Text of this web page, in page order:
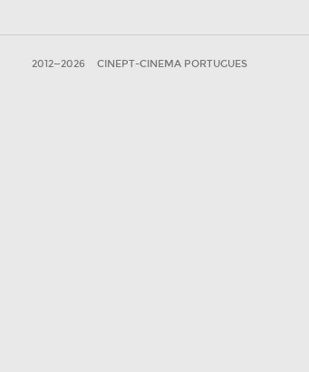
2012—2026 CINEPT-CINEMA PORTUGUES